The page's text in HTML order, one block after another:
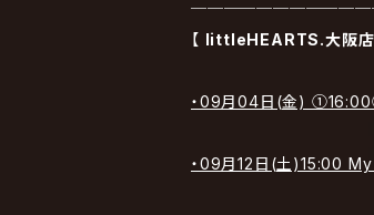
【 littleHEARTS.大阪
・09月04日(金)
・09月12日(土)15:00